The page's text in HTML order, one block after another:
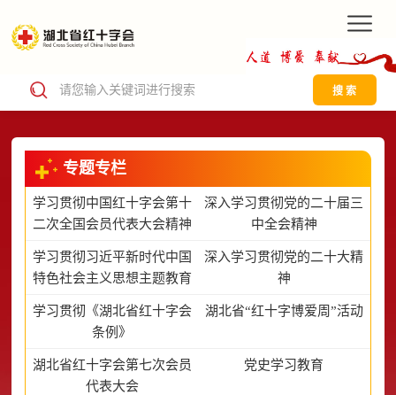
搜 索
专题专栏
学习贯彻中国红十字会第十
二次全国会员代表大会精神
深入学习贯彻党的二十届三
中全会精神
学习贯彻习近平新时代中国
特色社会主义思想主题教育
深入学习贯彻党的二十大精
神
学习贯彻《湖北省红十字会
条例》
湖北省“红十字博爱周”活动
湖北省红十字会第七次会员
代表大会
党史学习教育